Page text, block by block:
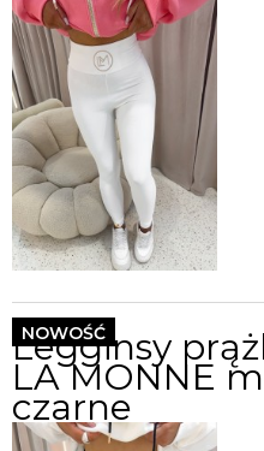
Legginsy
LA MONNE
czarne
NOWOŚĆ